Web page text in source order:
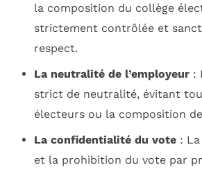
la composition du collège
strictement contrôlée et
respect.
La neutralité de l’employeur:
strict de neutralité, évitant
électeurs ou la composition
La confidentialité du vote: La
et la prohibition du vote par